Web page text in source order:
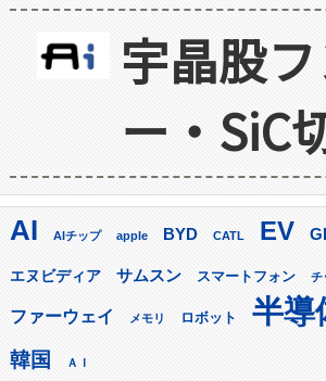
宇晶股
ー・SiC
AI AIチップ apple BYD CATL EV
エヌビディア サムスン スマートフォン チ
ファーウェイ メモリ ロボット 半導
韓国 ＡＩ